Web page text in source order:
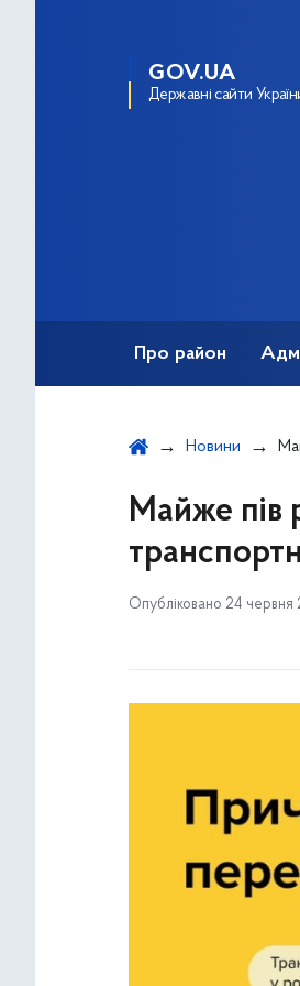
GOV.UA
Державні сайти
Про район
Новини
Майже пів
Опубліковано 24 червня